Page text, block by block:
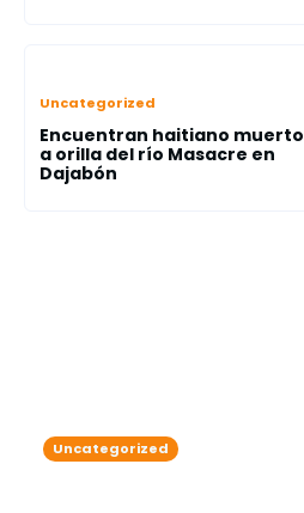
Uncategorized
Encuentran haitiano muerto
a orilla del río Masacre en
Dajabón
Uncategorized